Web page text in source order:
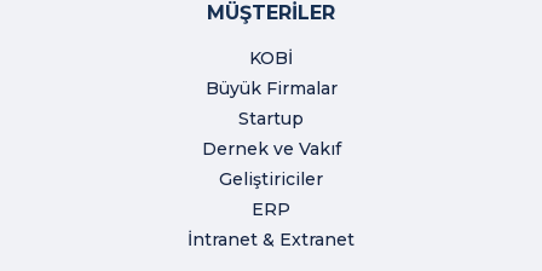
MÜŞTERİLER
KOBİ
Büyük Firmalar
Startup
Dernek ve Vakıf
Geliştiriciler
ERP
İntranet & Extranet